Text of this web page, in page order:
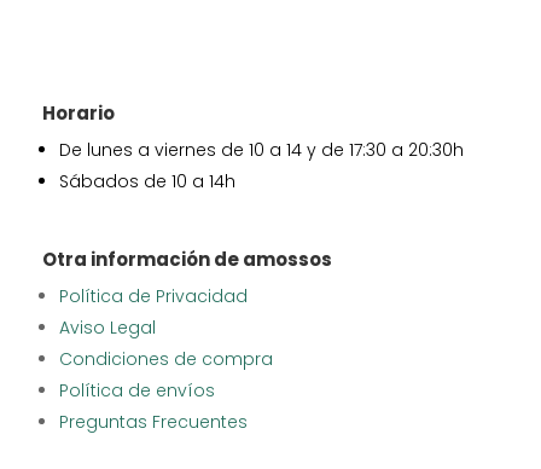
Horario
De lunes a viernes de 10 a 14 y de 17:30 a 20:30h
Sábados de 10 a 14h
Otra información de amossos
Política de Privacidad
Aviso Legal
Condiciones de compra
Política de envíos
Preguntas Frecuentes